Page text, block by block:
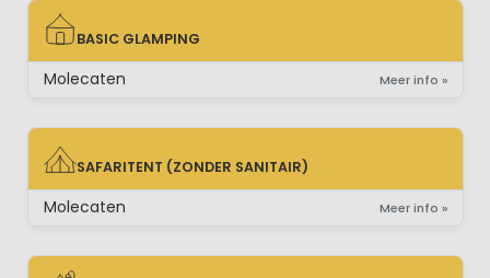
BASIC GLAMPING
BASIC GLAMPING
Molecaten Meer info »
SAFARITENT (ZONDER SANITAIR)
SAFARITENT (ZONDER SANITAIR)
Molecaten Meer info »